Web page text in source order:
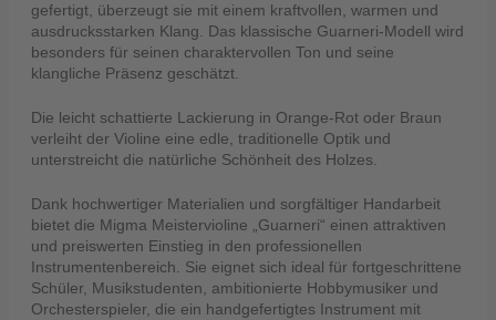
gefertigt, überzeugt sie mit einem kraftvollen, warmen und
ausdrucksstarken Klang. Das klassische Guarneri-Modell wird
besonders für seinen charaktervollen Ton und seine
klangliche Präsenz geschätzt.
Die leicht schattierte Lackierung in Orange-Rot oder Braun
verleiht der Violine eine edle, traditionelle Optik und
unterstreicht die natürliche Schönheit des Holzes.
Dank hochwertiger Materialien und sorgfältiger Handarbeit
bietet die Migma Meistervioline „Guarneri“ einen attraktiven
und preiswerten Einstieg in den professionellen
Instrumentenbereich. Sie eignet sich ideal für fortgeschrittene
Schüler, Musikstudenten, ambitionierte Hobbymusiker und
Orchesterspieler, die ein handgefertigtes Instrument mit